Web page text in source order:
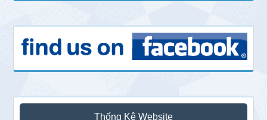
Thống Kê Website